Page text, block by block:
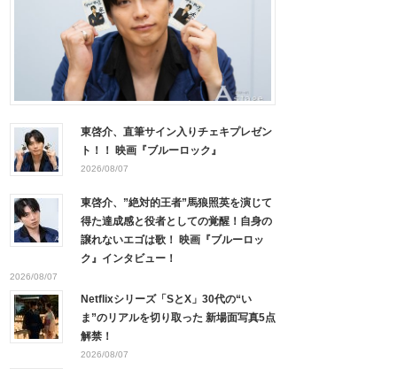
東啓介、直筆サイン入りチェキプレゼン
ト！！ 映画『ブルーロック』
2026/08/07
東啓介、”絶対的王者”馬狼照英を演じて
得た達成感と役者としての覚醒！自身の
譲れないエゴは歌！ 映画『ブルーロッ
ク』インタビュー！
2026/08/07
Netflixシリーズ「SとX」30代の“い
ま”のリアルを切り取った 新場面写真5点
解禁！
2026/08/07